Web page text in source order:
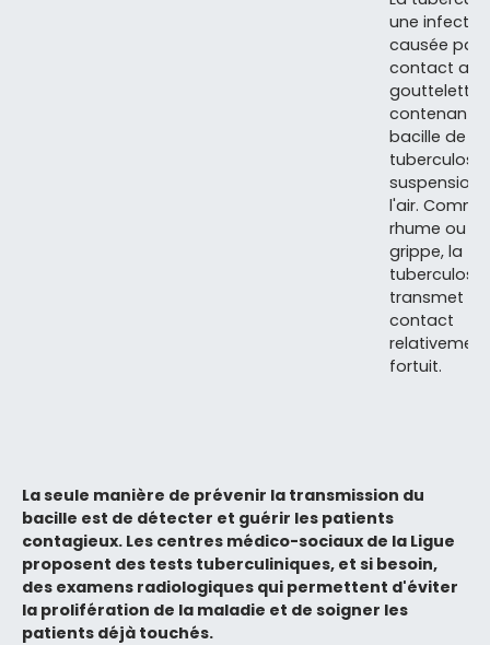
une
causée par
contact
gouttelettes
contenant le
bacille de la
tuberculose
suspension
l'air.
rhume ou la
grippe, la
tuberculose
transmet
contact
relativement
fortuit.
La seule manière de prévenir la transmission du
bacille est de détecter et guérir les patients
contagieux. Les centres médico-sociaux de la Ligue
proposent des tests tuberculiniques, et si besoin,
des examens radiologiques qui permettent d'éviter
la prolifération de la maladie et de soigner les
patients déjà touchés.